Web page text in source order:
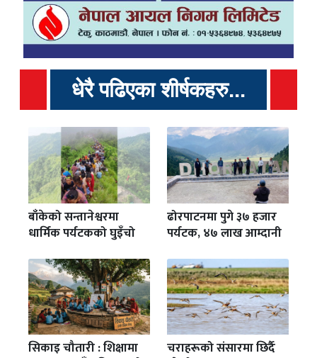
धेरै पढिएका शीर्षकहरु...
बाँकेको सन्तानेश्वरमा
धार्मिक पर्यटकको घुइँचो
ढोरपाटनमा पुगे ३७ हजार
पर्यटक, ४७ लाख आम्दानी
सिकाइ चौतारी : शिक्षामा
चराहरूको संसारमा छिर्दै